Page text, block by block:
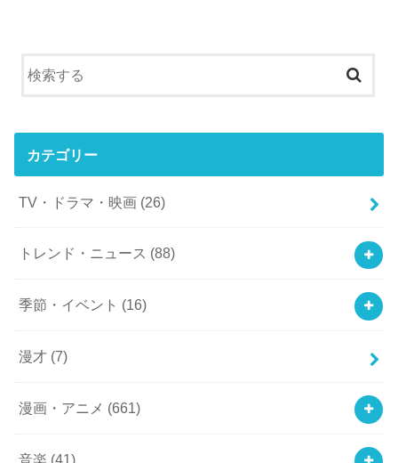
カテゴリー
TV・ドラマ・映画 (26)
トレンド・ニュース (88)
季節・イベント (16)
漫才 (7)
漫画・アニメ (661)
音楽 (41)